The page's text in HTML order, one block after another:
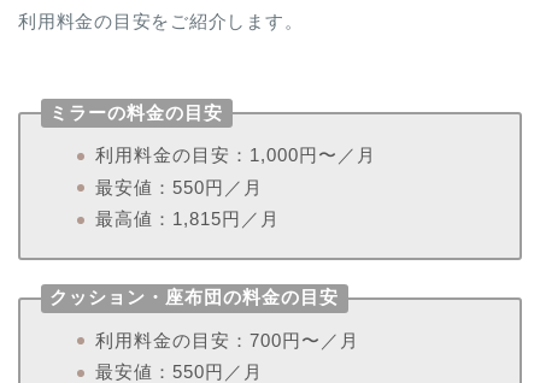
利用料金の目安をご紹介します。
ミラーの料金の目安
利用料金の目安：1,000円〜／月
最安値：550円／月
最高値：1,815円／月
クッション・座布団の料金の目安
利用料金の目安：700円〜／月
最安値：550円／月